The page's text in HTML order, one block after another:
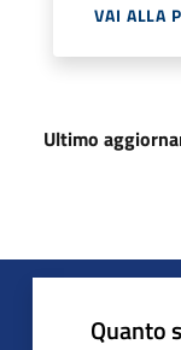
VAI ALLA
Ultimo
Quanto